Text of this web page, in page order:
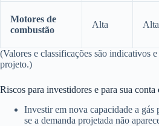
Motores de
combustão
Alta Alta
(Valores e classificações são indicativos
projeto.)
Riscos para investidores e para sua conta
Investir em nova capacidade a gás
se a demanda projetada não